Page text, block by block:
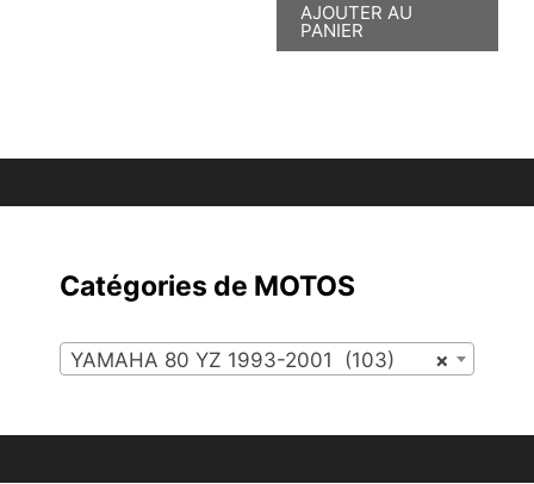
AJOUTER AU
PANIER
Catégories de MOTOS
×
YAMAHA 80 YZ 1993-2001 (103)